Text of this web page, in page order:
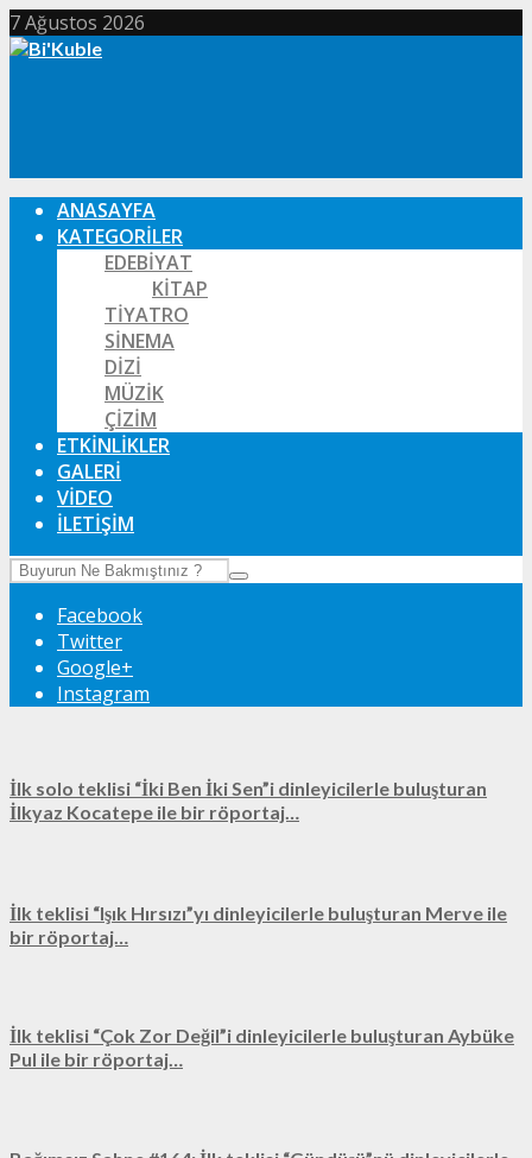
7 Ağustos 2026
ANASAYFA
KATEGORILER
EDEBIYAT
KITAP
TIYATRO
SINEMA
DIZI
MÜZIK
ÇIZIM
ETKINLIKLER
GALERI
VIDEO
İLETIŞIM
Facebook
Twitter
Google+
Instagram
İlk solo teklisi “İki Ben İki Sen”i dinleyicilerle buluşturan
İlkyaz Kocatepe ile bir röportaj…
İlk teklisi “Işık Hırsızı”yı dinleyicilerle buluşturan Merve ile
bir röportaj…
İlk teklisi “Çok Zor Değil”i dinleyicilerle buluşturan Aybüke
Pul ile bir röportaj…